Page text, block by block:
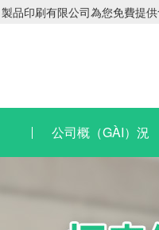
品印刷有限公司為您免費提
公司概（GÀI）況